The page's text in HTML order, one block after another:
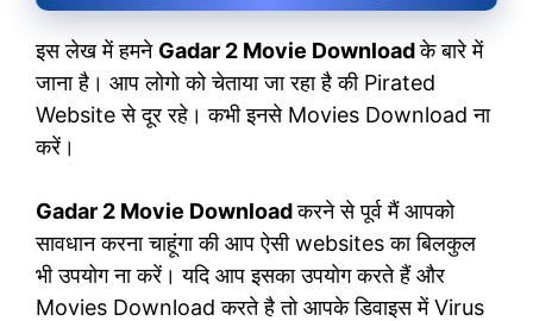
इस लेख में हमने Gadar 2 Movie Downloadके बारे में
जाना है। आप लोगो को चेताया जा रहा है की Pirated
Website से दूर रहे। कभी इनसे Movies Download ना
करें।
Gadar 2 Movie Downloadकरने से पूर्व मैं आपको
सावधान करना चाहूंगा की आप ऐसी websites का बिलकुल
भी उपयोग ना करें। यदि आप इसका उपयोग करते हैं और
Movies Download करते है तो आपके डिवाइस में Virus